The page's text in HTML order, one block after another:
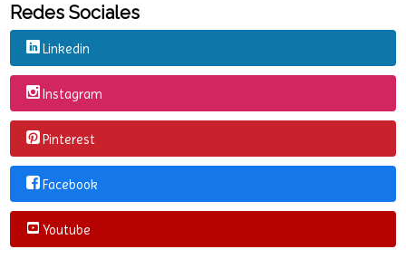
Redes Sociales
Linkedin
Instagram
Pinterest
Facebook
Youtube